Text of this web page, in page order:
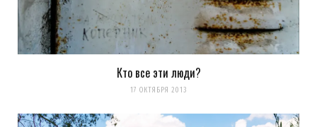
Кто все эти люди?
17 ОКТЯБРЯ 2013